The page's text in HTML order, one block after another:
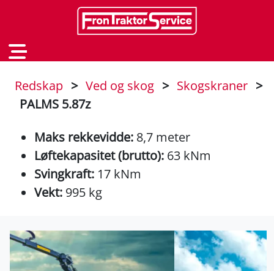
Redskap > Ved og skog > Skogskraner >
PALMS 5.87z
Maks rekkevidde: 8,7 meter
Løftekapasitet (brutto): 63 kNm
Svingkraft: 17 kNm
Vekt: 995 kg